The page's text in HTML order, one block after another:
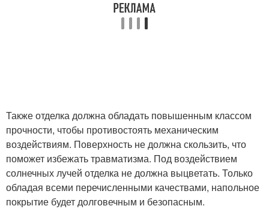
Также отделка должна обладать повышенным классом
прочности, чтобы противостоять механическим
воздействиям. Поверхность не должна скользить, что
поможет избежать травматизма. Под воздействием
солнечных лучей отделка не должна выцветать. Только
обладая всеми перечисленными качествами, напольное
покрытие будет долговечным и безопасным.